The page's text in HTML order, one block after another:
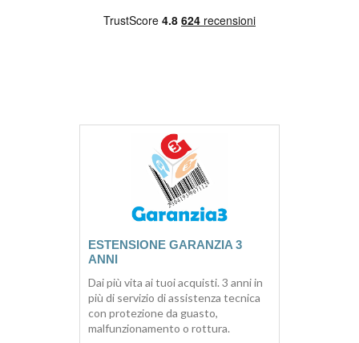
ESTENSIONE GARANZIA 3
ANNI
Dai più vita ai tuoi acquisti. 3 anni in
più di servizio di assistenza tecnica
con protezione da guasto,
malfunzionamento o rottura.